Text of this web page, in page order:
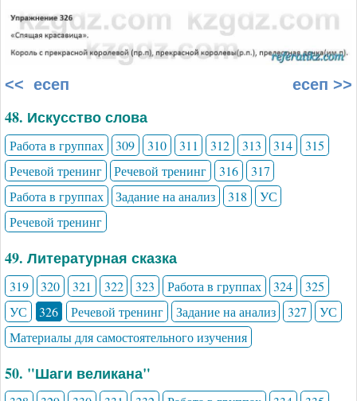
<< есеп есеп >>
48. Искусство слова
Работа в группах 309 310 311 312 313 314
315
Речевой тренинг
Речевой тренинг 316
317
Работа в группах
Задание на анализ 318
УС
Речевой тренинг
49. Литературная сказка
319 320 321 322 323 Работа в группах 324
325
УС
326 Речевой тренинг Задание на анализ 327
УС
Материалы для самостоятельного изучения
50. "Шаги великана"